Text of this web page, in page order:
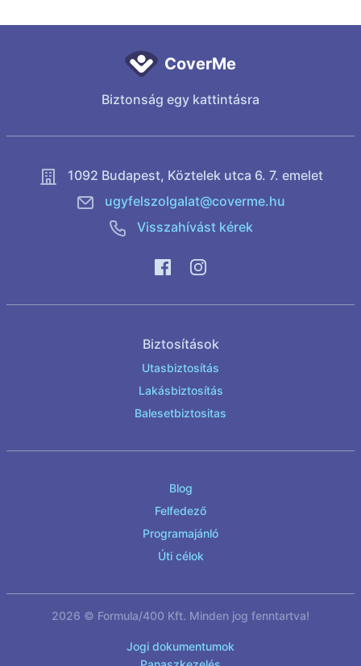
CoverMe
Biztonság egy kattintásra
1092 Budapest, Köztelek utca 6. 7. emelet
ugyfelszolgalat@coverme.hu
Visszahívást kérek
Biztosítások
Utasbiztosítás
Lakásbiztosítás
Balesetbiztositas
Blog
Felfedező
Programajánló
Úti célok
2026 © Formula/400 Kft. Minden jog fenntartva!
Jogi dokumentumok